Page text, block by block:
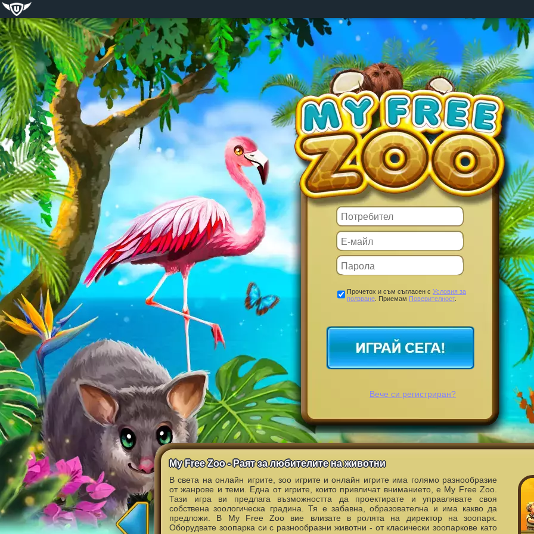
Прочетох и съм съгласен с Условия за
ползване . Приемам Поверителност.
Вече си регистриран?
My Free Zoo - Раят за любителите на животни
В света на онлайн игрите, зоо игрите и онлайн игрите има голямо разнообразие
от жанрове и теми. Една от игрите, които привличат вниманието, е My Free Zoo.
Тази игра ви предлага възможността да проектирате и управлявате своя
собствена зоологическа градина. Тя е забавна, образователна и има какво да
предложи. В My Free Zoo вие влизате в ролята на директор на зоопарк.
Оборудвате зоопарка си с разнообразни животни - от класически зоопаркове като